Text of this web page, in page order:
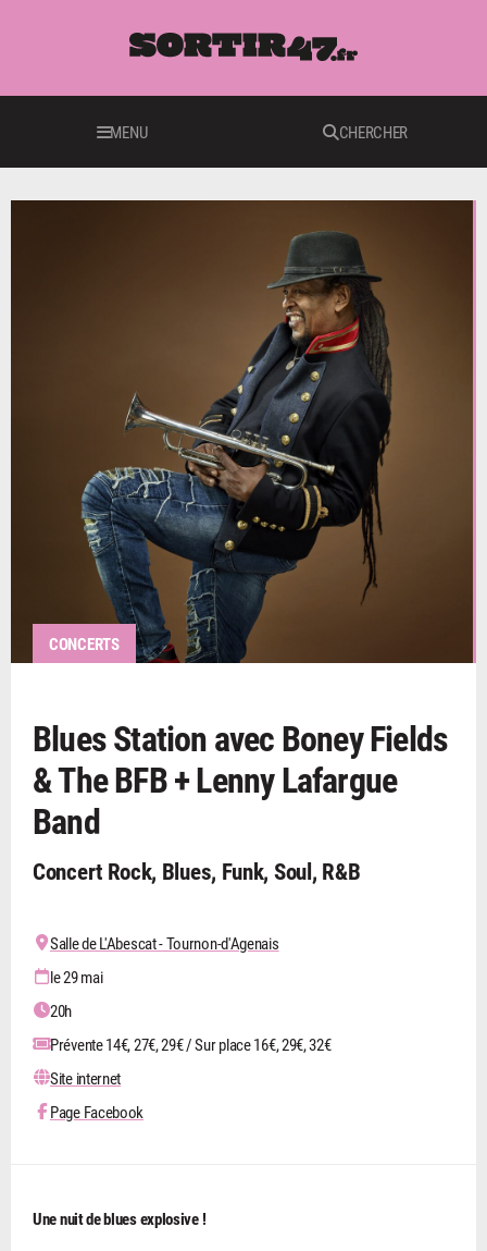
MENU CHERCHER
CONCERTS
Blues Station avec Boney Fields
& The BFB + Lenny Lafargue
Band
Concert Rock, Blues, Funk, Soul, R&B
Salle de L'Abescat - Tournon-d'Agenais
le 29 mai
20h
Prévente 14€, 27€, 29€ / Sur place 16€, 29€, 32€
Site internet
Page Facebook
Une nuit de blues explosive !